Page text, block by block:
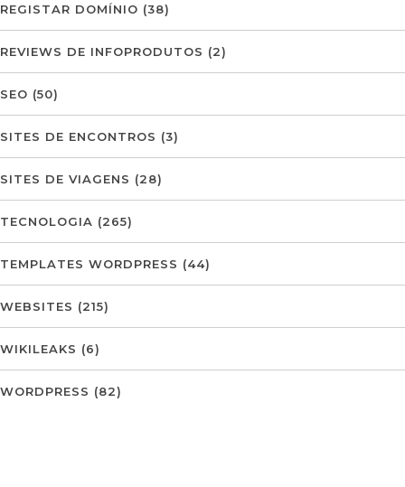
REGISTAR DOMÍNIO (38)
REVIEWS DE INFOPRODUTOS (2)
SEO (50)
SITES DE ENCONTROS (3)
SITES DE VIAGENS (28)
TECNOLOGIA (265)
TEMPLATES WORDPRESS (44)
WEBSITES (215)
WIKILEAKS (6)
WORDPRESS (82)